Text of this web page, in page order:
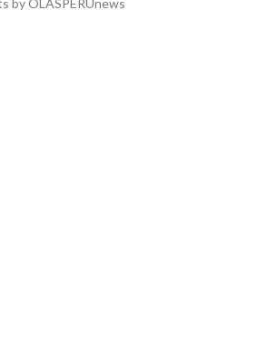
Fecha -